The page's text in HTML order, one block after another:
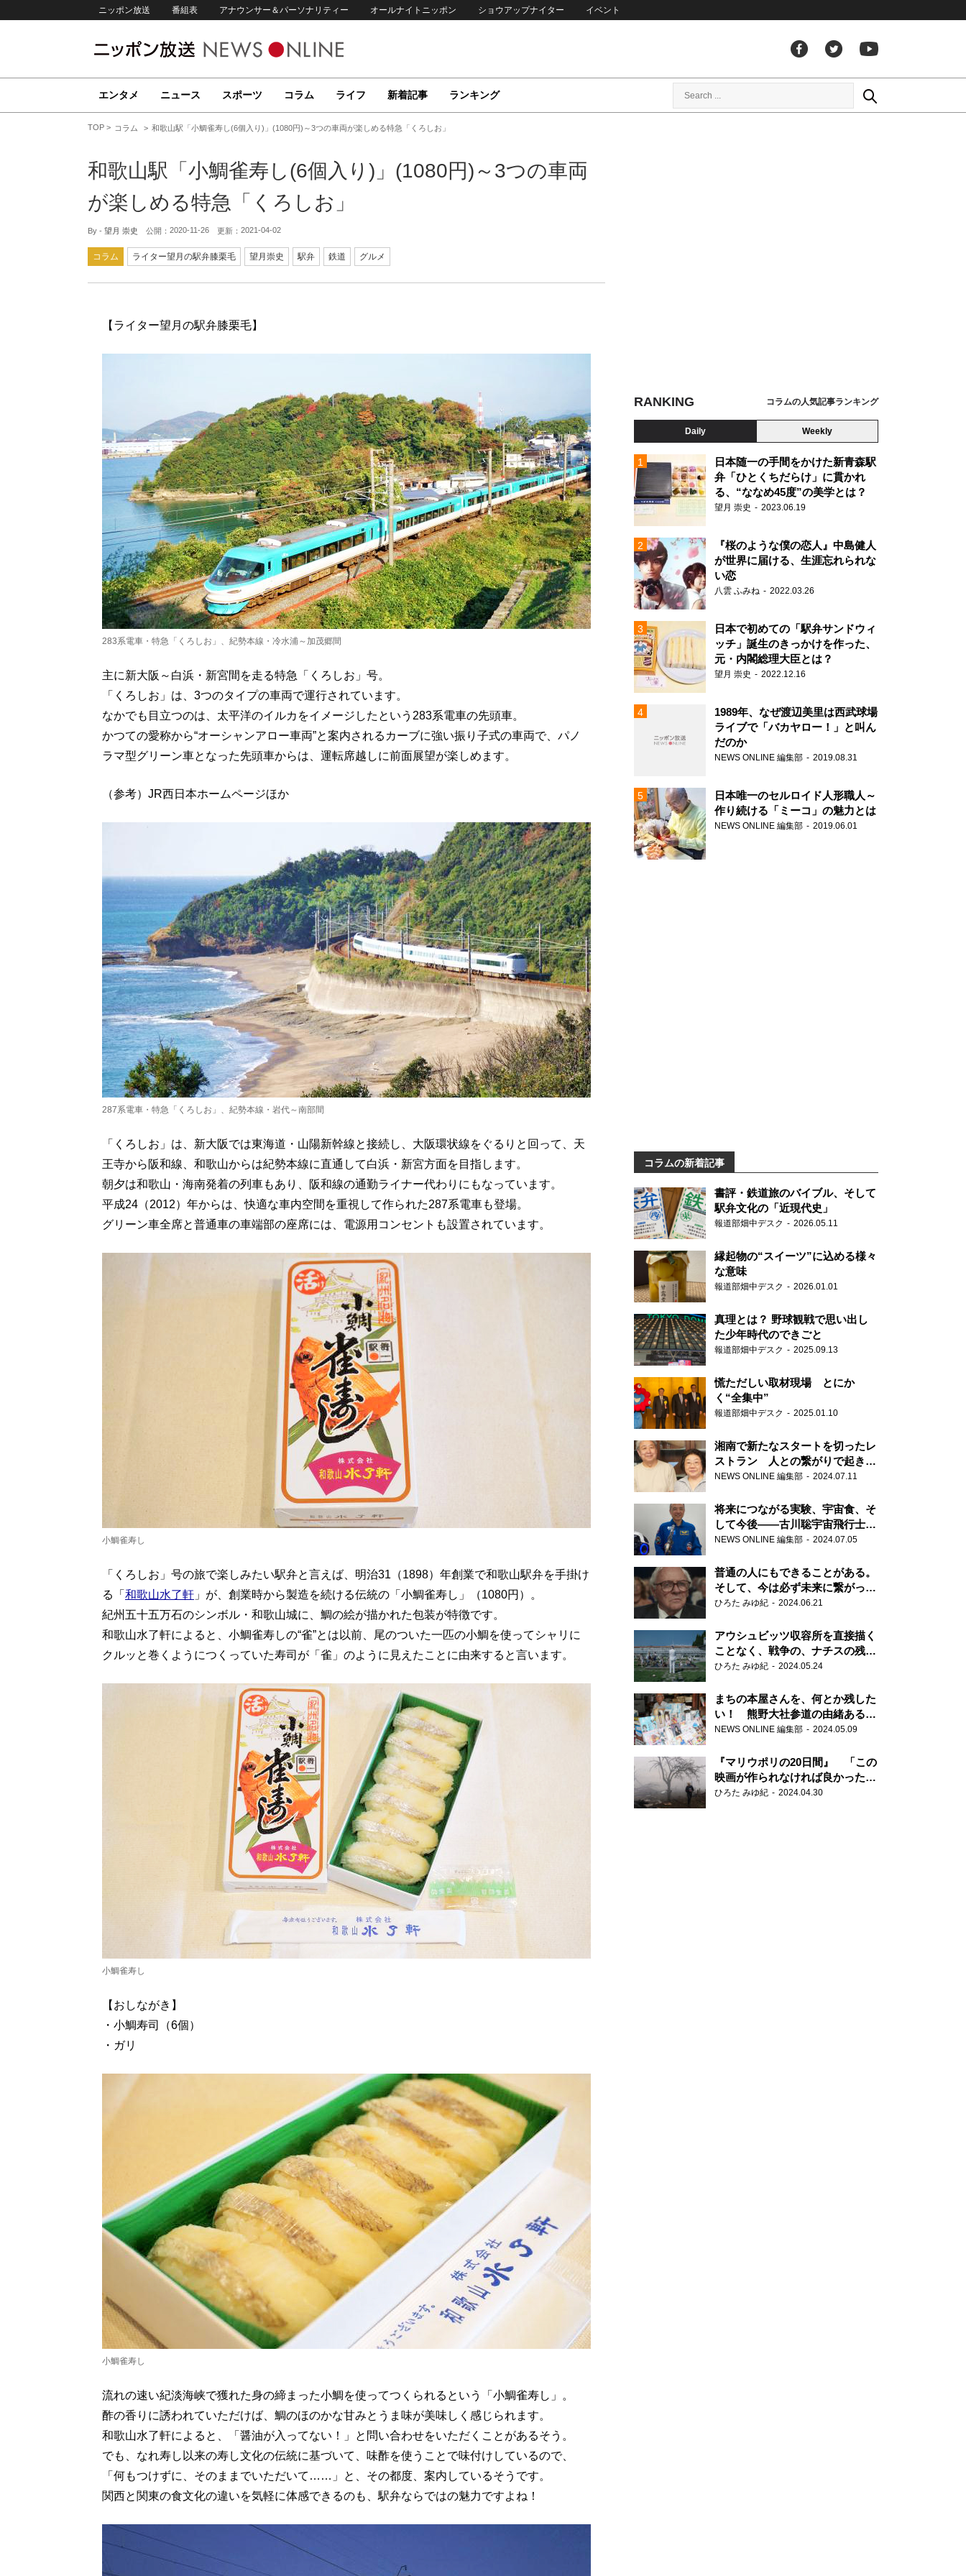
ニッポン放送 番組表 アナウンサー＆パーソナリティー オールナイトニッポン ショウアップナイター イベント
エンタメ ニュース スポーツ コラム ライフ 新着記事 ランキング
TOP コラム 和歌山駅「小鯛雀寿し(6個入り)」(1080円)～3つの車両が楽しめる特急「くろしお」
和歌山駅「小鯛雀寿し(6個入り)」(1080円)～3つの車両
が楽しめる特急「くろしお」
By - 望月 崇史 公開： 2020-11-26 更新： 2021-04-02
コラム ライター望月の駅弁膝栗毛 望月崇史 駅弁 鉄道 グルメ
【ライター望月の駅弁膝栗毛】
283系電車・特急「くろしお」、紀勢本線・冷水浦～加茂郷間
主に新大阪～白浜・新宮間を走る特急「くろしお」号。
「くろしお」は、3つのタイプの車両で運行されています。
なかでも目立つのは、太平洋のイルカをイメージしたという283系電車の先頭車。
かつての愛称から“オーシャンアロー車両”と案内されるカーブに強い振り子式の車両で、パノ
ラマ型グリーン車となった先頭車からは、運転席越しに前面展望が楽しめます。
（参考）JR西日本ホームページほか
287系電車・特急「くろしお」、紀勢本線・岩代～南部間
「くろしお」は、新大阪では東海道・山陽新幹線と接続し、大阪環状線をぐるりと回って、天
王寺から阪和線、和歌山からは紀勢本線に直通して白浜・新宮方面を目指します。
朝夕は和歌山・海南発着の列車もあり、阪和線の通勤ライナー代わりにもなっています。
平成24（2012）年からは、快適な車内空間を重視して作られた287系電車も登場。
グリーン車全席と普通車の車端部の座席には、電源用コンセントも設置されています。
小鯛雀寿し
「くろしお」号の旅で楽しみたい駅弁と言えば、明治31（1898）年創業で和歌山駅弁を手掛け
る「 和歌山水了軒 」が、創業時から製造を続ける伝統の「小鯛雀寿し」（1080円）。
紀州五十五万石のシンボル・和歌山城に、鯛の絵が描かれた包装が特徴です。
和歌山水了軒によると、小鯛雀寿しの“雀”とは以前、尾のついた一匹の小鯛を使ってシャリに
クルッと巻くようにつくっていた寿司が「雀」のように見えたことに由来すると言います。
小鯛雀寿し
【おしながき】
・小鯛寿司（6個）
・ガリ
小鯛雀寿し
流れの速い紀淡海峡で獲れた身の締まった小鯛を使ってつくられるという「小鯛雀寿し」。
酢の香りに誘われていただけば、鯛のほのかな甘みとうま味が美味しく感じられます。
和歌山水了軒によると、「醤油が入ってない！」と問い合わせをいただくことがあるそう。
でも、なれ寿し以来の寿し文化の伝統に基づいて、味酢を使うことで味付けしているので、
「何もつけずに、そのままでいただいて……」と、その都度、案内しているそうです。
関西と関東の食文化の違いを気軽に体感できるのも、駅弁ならではの魅力ですよね！
RANKING コラムの人気記事ランキング
Daily Weekly
日本随一の手間をかけた新青森駅
弁「ひとくちだらけ」に貫かれ
る、“ななめ45度”の美学とは？
望月 崇史 2023.06.19
『桜のような僕の恋人』中島健人
が世界に届ける、生涯忘れられな
い恋
八雲 ふみね 2022.03.26
日本で初めての「駅弁サンドウィ
ッチ」誕生のきっかけを作った、
元・内閣総理大臣とは？
望月 崇史 2022.12.16
1989年、なぜ渡辺美里は西武球場
ライブで「バカヤロー！」と叫ん
だのか
NEWS ONLINE 編集部 2019.08.31
日本唯一のセルロイド人形職人～
作り続ける「ミーコ」の魅力とは
NEWS ONLINE 編集部 2019.06.01
コラムの新着記事
書評・鉄道旅のバイブル、そして
駅弁文化の「近現代史」
報道部畑中デスク 2026.05.11
縁起物の“スイーツ”に込める様々
な意味
報道部畑中デスク 2026.01.01
真理とは？ 野球観戦で思い出し
た少年時代のできごと
報道部畑中デスク 2025.09.13
慌ただしい取材現場 とにか
く“全集中”
報道部畑中デスク 2025.01.10
湘南で新たなスタートを切ったレ
ストラン 人との繋がりで起きた
奇跡
NEWS ONLINE 編集部 2024.07.11
将来につながる実験、宇宙食、そ
して今後――古川聡宇宙飛行士単
独インタビュー
NEWS ONLINE 編集部 2024.07.05
普通の人にもできることがある。
そして、今は必ず未来に繋がって
いく……『ONE LIFE 奇跡が繋い
ひろた みゆ紀 2024.06.21
アウシュビッツ収容所を直接描く
ことなく、戦争の、ナチスの残虐
さが見える映画 『関心領域』
ひろた みゆ紀 2024.05.24
まちの本屋さんを、何とか残した
い！ 熊野大社参道の由緒ある書
店・三代目の強い思い
NEWS ONLINE 編集部 2024.05.09
『マリウポリの20日間』 「この
映画が作られなければ良かった」
と語る監督
ひろた みゆ紀 2024.04.30